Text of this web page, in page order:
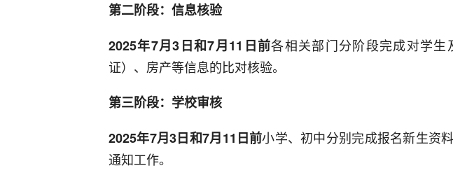
第二阶段：信息核验
2025年7月3日和7月11日前各相关部门分阶段完成对学生
证）、房产等信息的比对核验。
第三阶段：学校审核
2025年7月3日和7月11日前小学、初中分别完成报名新生资
通知工作。